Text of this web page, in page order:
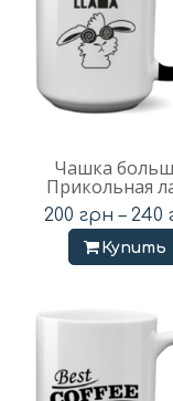
Чашка
Прикольная
200 грн – 240
Купить